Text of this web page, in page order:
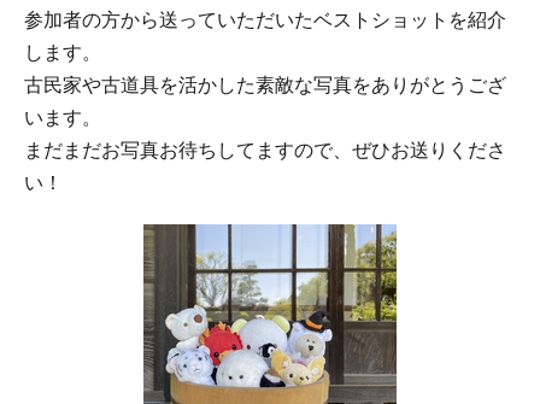
参加者の方から送っていただいたベストショットを紹介
します。
古民家や古道具を活かした素敵な写真をありがとうござ
います。
まだまだお写真お待ちしてますので、ぜひお送りくださ
い！